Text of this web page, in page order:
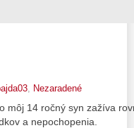
Nezaradené
môj 14 ročný syn zažíva
a nepochopenia.